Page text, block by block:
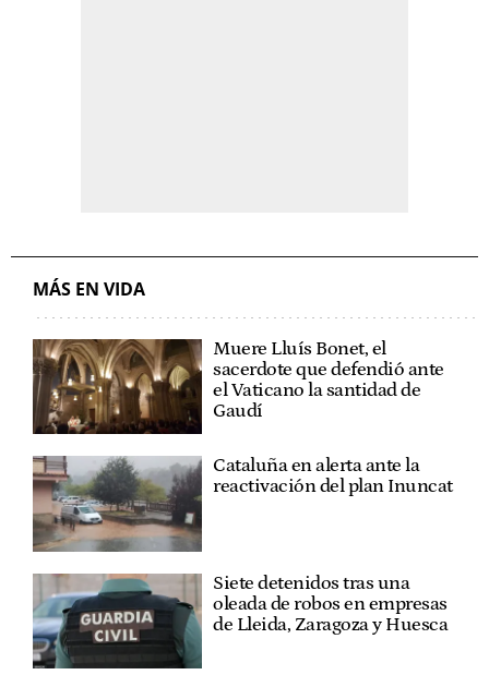
MÁS EN VIDA
Muere Lluís Bonet, el
sacerdote que defendió ante
el Vaticano la santidad de
Gaudí
Cataluña en alerta ante la
reactivación del plan Inuncat
Siete detenidos tras una
oleada de robos en empresas
de Lleida, Zaragoza y Huesca